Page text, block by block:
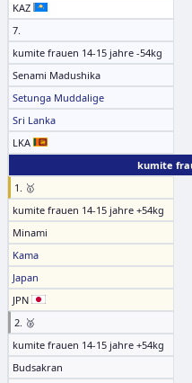
KAZ
7.
kumite frauen 14-15 jahre -54kg
Senami Madushika
Setunga Muddalige
Sri Lanka
LKA
kumite
1. 🥇
kumite frauen 14-15 jahre +54kg
Minami
Kama
Japan
JPN
2. 🥈
kumite frauen 14-15 jahre +54kg
Budsakran